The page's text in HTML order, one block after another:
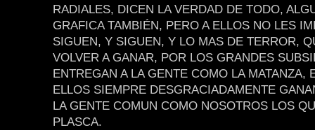
RADIALES, DICEN LA VERDAD DE TODO,
GRAFICA TAMBIÉN, PERO A ELLOS NO LES
SIGUEN, Y SIGUEN, Y LO MAS DE TERROR,
VOLVER A GANAR, POR LOS GRANDES
ENTREGAN A LA GENTE COMO LA MATANZA,
ELLOS SIEMPRE DESGRACIADAMENTE
LA GENTE COMUN COMO NOSOTROS LOS
PLASCA.